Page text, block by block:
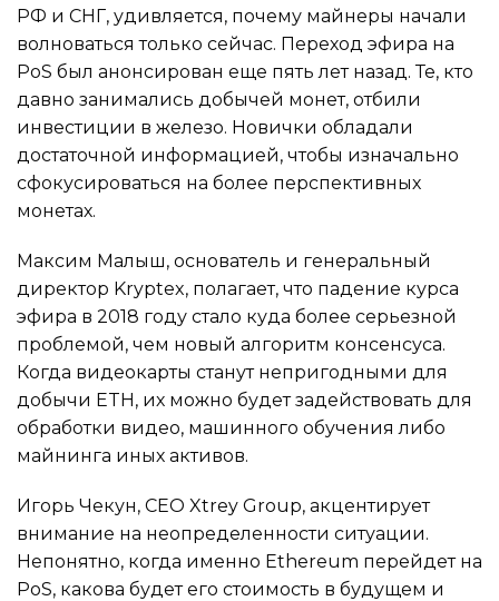
РФ и СНГ, удивляется, почему майнеры начали
волноваться только сейчас. Переход эфира на
PoS был анонсирован еще пять лет назад. Те, кто
давно занимались добычей монет, отбили
инвестиции в железо. Новички обладали
достаточной информацией, чтобы изначально
сфокусироваться на более перспективных
монетах.
Максим Малыш, основатель и генеральный
директор Kryptex, полагает, что падение курса
эфира в 2018 году стало куда более серьезной
проблемой, чем новый алгоритм консенсуса.
Когда видеокарты станут непригодными для
добычи ETH, их можно будет задействовать для
обработки видео, машинного обучения либо
майнинга иных активов.
Игорь Чекун, CEO Xtrey Group, акцентирует
внимание на неопределенности ситуации.
Непонятно, когда именно Ethereum перейдет на
PoS, какова будет его стоимость в будущем и